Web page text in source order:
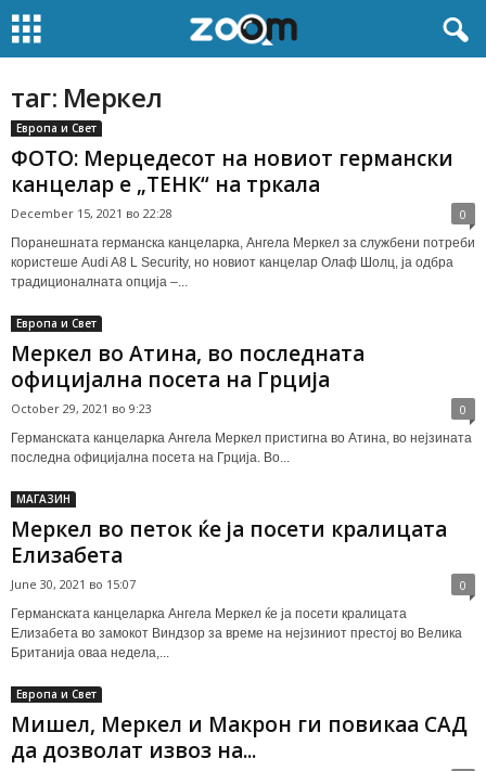
таг: Меркел
Европа и Свет
ФОТО: Мерцедесот на новиот германски
канцелар е „ТЕНК“ на тркала
December 15, 2021 во 22:28 0
Поранешната германска канцеларка, Ангела Меркел за службени потреби
користеше Audi A8 L Security, но новиот канцелар Олаф Шолц, ја одбра
традиционалната опција –...
Европа и Свет
Меркел во Атина, во последната
официјална посета на Грција
October 29, 2021 во 9:23 0
Германската канцеларка Ангела Меркел пристигна во Атина, во нејзината
последна официјална посета на Грција. Во...
МАГАЗИН
Меркел во петок ќе ја посети кралицата
Елизабета
June 30, 2021 во 15:07 0
Германската канцеларка Ангела Меркел ќе ја посети кралицата
Елизабета во замокот Виндзор за време на нејзиниот престој во Велика
Британија оваа недела,...
Европа и Свет
Мишел, Меркел и Макрон ги повикаа САД
да дозволат извоз на...